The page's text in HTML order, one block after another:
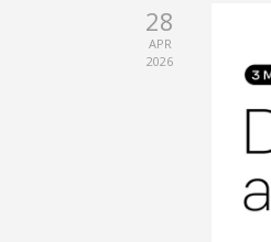
28
APR
2026